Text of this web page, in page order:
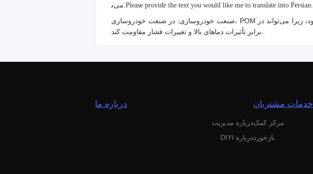
Please provide the text you would like me to translate into Persian.
صنعت خودروسازی: در صنعت خودروسازی، POM برای تولید اجزای مختلفی مانند دستگیره‌های در، پنل‌های ابزار و غیره استفاده می‌شود، زیرا می‌تواند در
درباره ما
درباره مدیریت
درباره DIYI
خدمات مشتریان
مرکز کمک
بازخورد